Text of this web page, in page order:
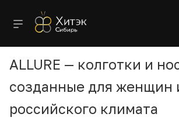
ALLURE — колготки и
созданные для женщин
российского климата